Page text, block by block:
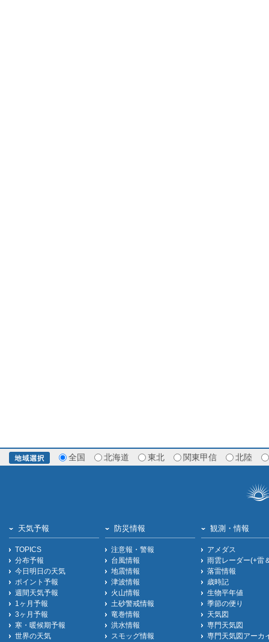
全国 北海道 東北 関東甲信 北陸
天気予報
TOPICS
分布予報
今日明日の天気
ポイント予報
週間天気予報
1ヶ月予報
3ヶ月予報
寒・暖候期予報
世界の天気
防災情報
注意報・警報
台風情報
地震情報
津波情報
火山情報
土砂警戒情報
竜巻情報
洪水情報
スモッグ情報
観測・情報
アメダス
雨雲レーダー(+雷
落雷情報
歳時記
生物平年値
季節の便り
天気図
専門天気図
専門天気図アーカ